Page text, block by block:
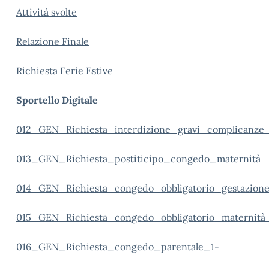
Attività svolte
Relazione Finale
Richiesta Ferie Estive
Sportello Digitale
013_GEN_Richiesta_postiticipo_congedo_maternità
014_GEN_Richiesta_congedo_obbligatorio_gestazione
016_GEN_Richiesta_congedo_parentale_1-